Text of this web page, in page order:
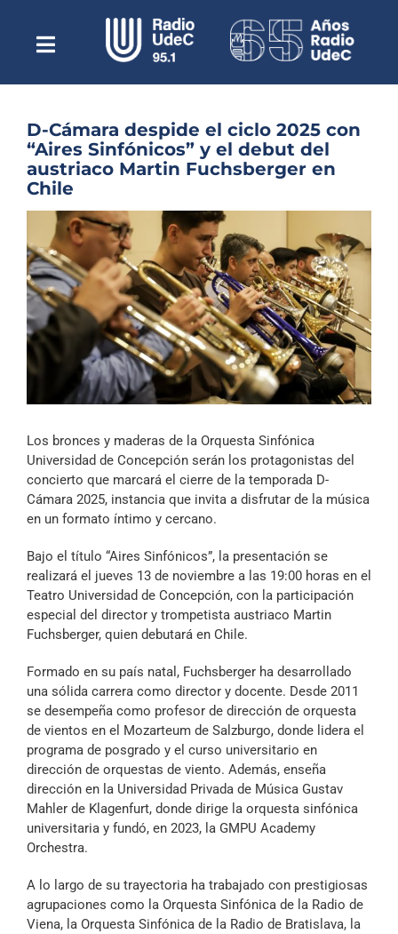
contenidoToggle
NavigationEscuchar Radio UdeC en vivo
Quiénes Somos
Programación
Noticias
Reportajes
Columnas
Música Clásica
Especiales
Archivo Sonoro
D-Cámara despide el ciclo 2025 con
“Aires Sinfónicos” y el debut del
austriaco Martin Fuchsberger en
Chile
imagen
más
grande
Los bronces y maderas de la Orquesta Sinfónica
Universidad de Concepción serán los protagonistas del
concierto que marcará el cierre de la temporada D-
Cámara 2025, instancia que invita a disfrutar de la música
en un formato íntimo y cercano.
Bajo el título “Aires Sinfónicos”, la presentación se
realizará el jueves 13 de noviembre a las 19:00 horas en el
Teatro Universidad de Concepción, con la participación
especial del director y trompetista austriaco Martin
Fuchsberger, quien debutará en Chile.
Formado en su país natal, Fuchsberger ha desarrollado
una sólida carrera como director y docente. Desde 2011
se desempeña como profesor de dirección de orquesta
de vientos en el Mozarteum de Salzburgo, donde lidera el
programa de posgrado y el curso universitario en
dirección de orquestas de viento. Además, enseña
dirección en la Universidad Privada de Música Gustav
Mahler de Klagenfurt, donde dirige la orquesta sinfónica
universitaria y fundó, en 2023, la GMPU Academy
Orchestra.
A lo largo de su trayectoria ha trabajado con prestigiosas
agrupaciones como la Orquesta Sinfónica de la Radio de
Viena, la Orquesta Sinfónica de la Radio de Bratislava, la